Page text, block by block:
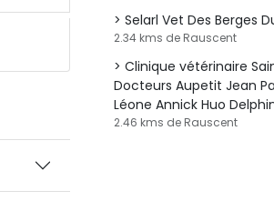
Selarl Vet Des Berges
2.34 kms de Rauscent
Clinique vétérinaire
Docteurs Aupetit Jean
Léone Annick Huo
2.46 kms de Rauscent